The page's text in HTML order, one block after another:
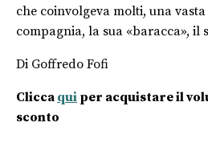
che coinvolgeva molti, una
compagnia, la sua «baracca», il
Di Goffredo Fofi
Clicca qui per acquistare il
sconto